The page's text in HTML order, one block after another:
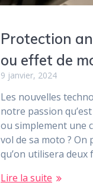
Protection
ou effet de
9 janvier, 2024
Les nouvelles
notre passion
ou simplement une
vol de sa moto ? On
qu’on utilisera
Lire la suite